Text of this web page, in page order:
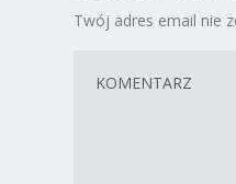
Twój adres email nie